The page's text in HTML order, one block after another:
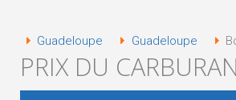
Guadeloupe Guadeloupe
PRIX DU